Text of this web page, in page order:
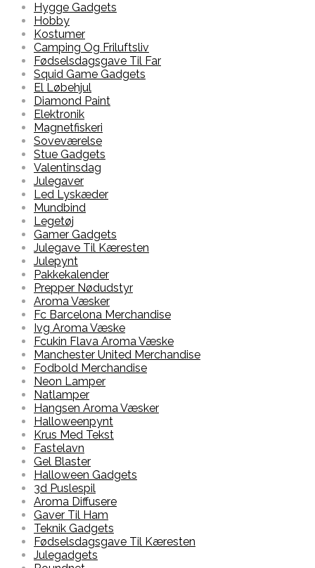
Hygge Gadgets
Hobby
Kostumer
Camping Og Friluftsliv
Fødselsdagsgave Til Far
Squid Game Gadgets
El Løbehjul
Diamond Paint
Elektronik
Magnetfiskeri
Soveværelse
Stue Gadgets
Valentinsdag
Julegaver
Led Lyskæder
Mundbind
Legetøj
Gamer Gadgets
Julegave Til Kæresten
Julepynt
Pakkekalender
Prepper Nødudstyr
Aroma Væsker
Fc Barcelona Merchandise
Ivg Aroma Væske
Fcukin Flava Aroma Væske
Manchester United Merchandise
Fodbold Merchandise
Neon Lamper
Natlamper
Hangsen Aroma Væsker
Halloweenpynt
Krus Med Tekst
Fastelavn
Gel Blaster
Halloween Gadgets
3d Puslespil
Aroma Diffusere
Gaver Til Ham
Teknik Gadgets
Fødselsdagsgave Til Kæresten
Julegadgets